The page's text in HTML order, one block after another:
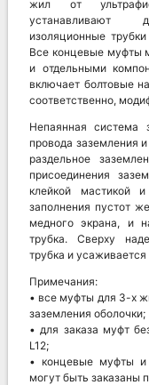
жил от
устанавливают
изоляционные
Все концевые муфты
и отдельными
включает болтовые
соответственно,
Непаянная система
провода заземления
раздельное
присоединения
клейкой мастикой
заполнения пустот
медного экрана, и
трубка. Сверху
трубка и
Примечания:
• все муфты для 3-х
заземления оболочки;
• для заказа муфт
L12;
• концевые муфты и
могут быть заказаны